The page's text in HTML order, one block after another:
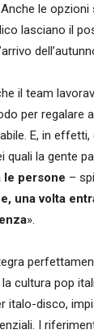
le opzioni
lasciano il
il team
per regalare
E, in
quali la gente
le persone –
una volta
».
cultura pop
italo-disco,
I